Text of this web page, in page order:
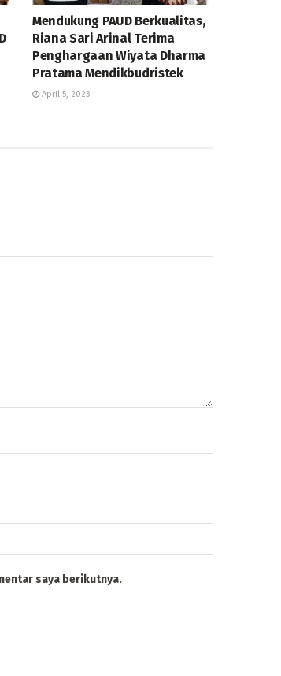
Mendukung PAUD Berkualitas,
Riana Sari Arinal Terima
Penghargaan Wiyata Dharma
Pratama Mendikbudristek
April 5, 2023
saya berikutnya.